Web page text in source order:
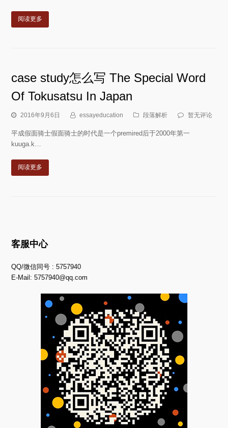
阅读更多
case study怎么写 The Special Word
Of Tokusatsu In Japan
2016年9月6日 essayeducation 段落解析 暂无评论
平成假面骑士假面骑士的时代是一个premired后于2000年第一
kuuga.k…
阅读更多
客服中心
QQ/微信同号 : 5757940
E-Mail:5757940@qq.com